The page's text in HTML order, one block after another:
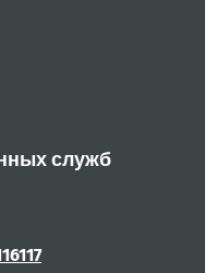
служб